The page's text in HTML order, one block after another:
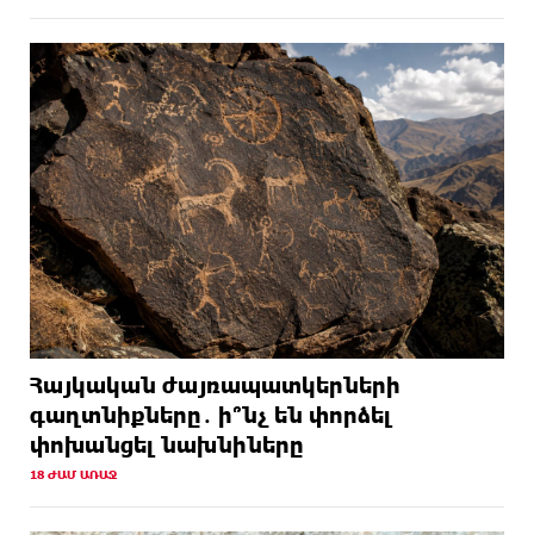
Հայկական ժայռապատկերների
գաղտնիքները․ ի՞նչ են փորձել
փոխանցել նախնիները
18 ԺԱՄ ԱՌԱՋ